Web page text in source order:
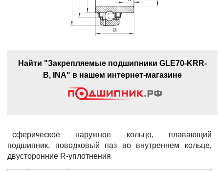
Найти "Закрепляемые подшипники GLE70-KRR-
B, INA" в нашем интернет-магазине
сферическое наружное кольцо, плавающий
подшипник, поводковый паз во внутреннем кольце,
двусторонние R-уплотнения